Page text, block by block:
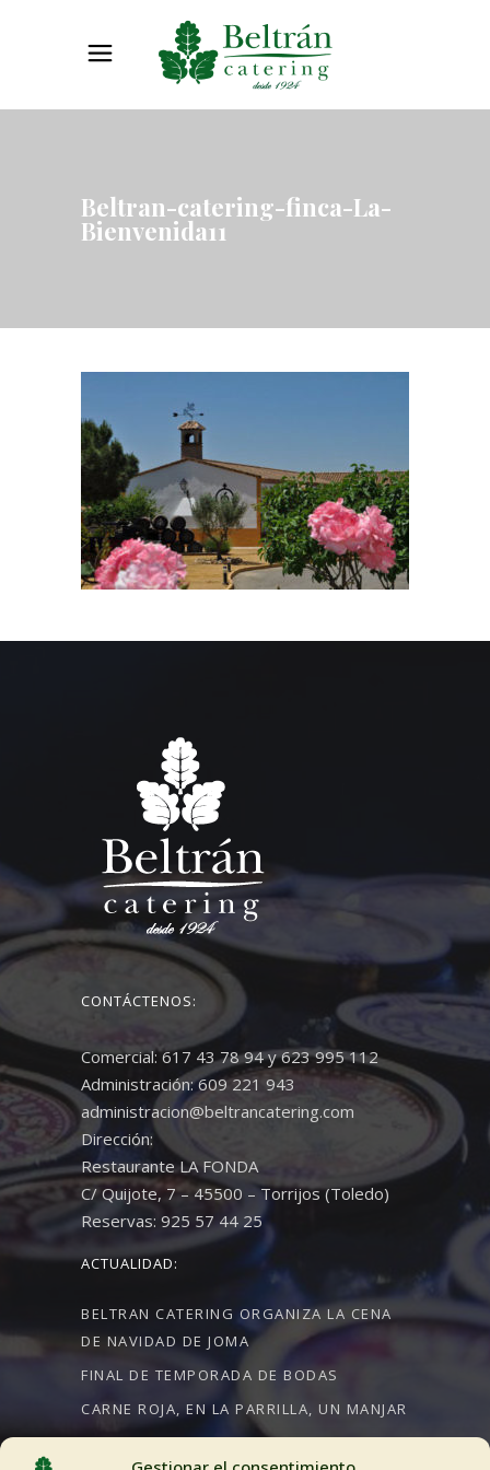
Beltran-catering-finca-La-
Bienvenida11
CONTÁCTENOS:
Comercial: 617 43 78 94 y 623 995 112
Administración: 609 221 943
administracion@beltrancatering.com
Dirección:
Restaurante LA FONDA
C/ Quijote, 7 – 45500 – Torrijos (Toledo)
Reservas: 925 57 44 25
ACTUALIDAD:
BELTRAN CATERING ORGANIZA LA CENA
DE NAVIDAD DE JOMA
FINAL DE TEMPORADA DE BODAS
CARNE ROJA, EN LA PARRILLA, UN MANJAR